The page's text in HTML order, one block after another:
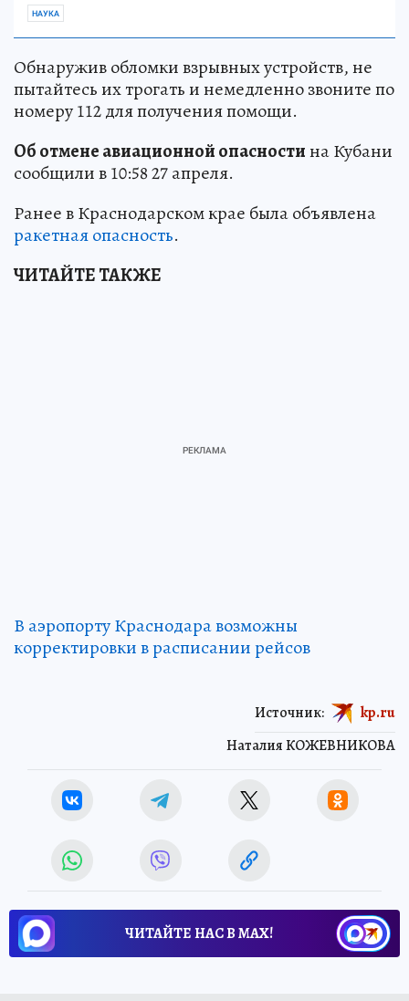
НАУКА
Обнаружив обломки взрывных устройств, не
пытайтесь их трогать и немедленно звоните по
номеру 112 для получения помощи.
Об отмене авиационной опасностина Кубани
сообщили в 10:58 27 апреля.
Ранее в Краснодарском крае была объявлена
ракетная опасность.
ЧИТАЙТЕ ТАКЖЕ
В аэропорту Краснодара возможны
корректировки в расписании рейсов
Наталия КОЖЕВНИКОВА
Источник: kp.ru
ЧИТАЙТЕ НАС В МАХ!